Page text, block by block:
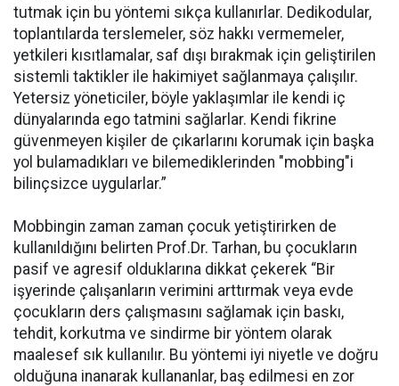
tutmak için bu yöntemi sıkça kullanırlar. Dedikodular,
toplantılarda terslemeler, söz hakkı vermemeler,
yetkileri kısıtlamalar, saf dışı bırakmak için geliştirilen
sistemli taktikler ile hakimiyet sağlanmaya çalışılır.
Yetersiz yöneticiler, böyle yaklaşımlar ile kendi iç
dünyalarında ego tatmini sağlarlar. Kendi fikrine
güvenmeyen kişiler de çıkarlarını korumak için başka
yol bulamadıkları ve bilemediklerinden "mobbing"i
bilinçsizce uygularlar.”
Mobbingin zaman zaman çocuk yetiştirirken de
kullanıldığını belirten Prof.Dr. Tarhan, bu çocukların
pasif ve agresif olduklarına dikkat çekerek “Bir
işyerinde çalışanların verimini arttırmak veya evde
çocukların ders çalışmasını sağlamak için baskı,
tehdit, korkutma ve sindirme bir yöntem olarak
maalesef sık kullanılır. Bu yöntemi iyi niyetle ve doğru
olduğuna inanarak kullananlar, baş edilmesi en zor